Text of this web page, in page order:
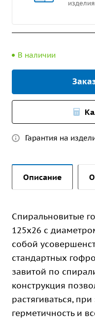
В наличии
Гарантия на
Описание
Спиральновитые
125х26 с
собой
стандартных
завитой по
конструкция
растягиваться,
герметичность и